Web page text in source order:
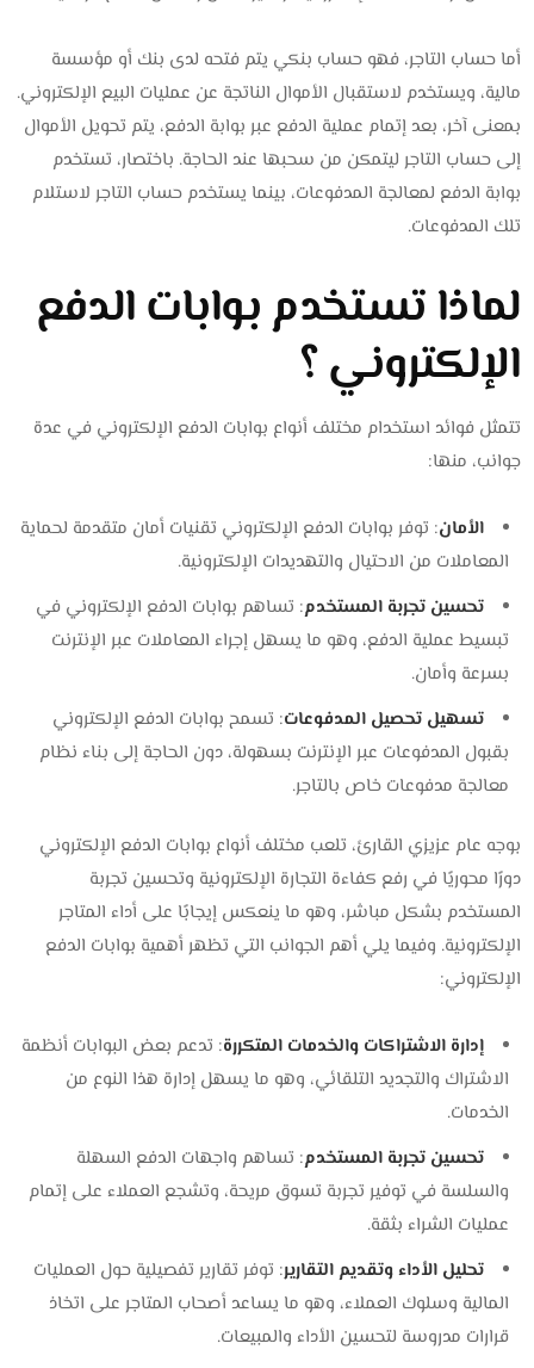
أما حساب التاجر، فهو حساب بنكي يتم فتحه لدى بنك أو مؤسسة
مالية، ويستخدم لاستقبال الأموال الناتجة عن عمليات البيع الإلكتروني.
بمعنى آخر، بعد إتمام عملية الدفع عبر بوابة الدفع، يتم تحويل الأموال
إلى حساب التاجر ليتمكن من سحبها عند الحاجة. باختصار، تستخدم
بوابة الدفع لمعالجة المدفوعات، بينما يستخدم حساب التاجر لاستلام
تلك المدفوعات.
لماذا تستخدم بوابات الدفع
الإلكتروني ؟
تتمثل فوائد استخدام مختلف أنواع بوابات الدفع الإلكتروني في عدة
جوانب، منها:
الأمان: توفر بوابات الدفع الإلكتروني تقنيات أمان متقدمة لحماية
المعاملات من الاحتيال والتهديدات الإلكترونية.
تحسين تجربة المستخدم: تساهم بوابات الدفع الإلكتروني في
تبسيط عملية الدفع، وهو ما يسهل إجراء المعاملات عبر الإنترنت
بسرعة وأمان.
تسهيل تحصيل المدفوعات: تسمح بوابات الدفع الإلكتروني
بقبول المدفوعات عبر الإنترنت بسهولة، دون الحاجة إلى بناء نظام
معالجة مدفوعات خاص بالتاجر.
بوجه عام عزيزي القارئ، تلعب مختلف أنواع بوابات الدفع الإلكتروني
دورًا محوريًا في رفع كفاءة التجارة الإلكترونية وتحسين تجربة
المستخدم بشكل مباشر، وهو ما ينعكس إيجابًا على أداء المتاجر
الإلكترونية. وفيما يلي أهم الجوانب التي تظهر أهمية بوابات الدفع
الإلكتروني:
إدارة الاشتراكات والخدمات المتكررة: تدعم بعض البوابات أنظمة
الاشتراك والتجديد التلقائي، وهو ما يسهل إدارة هذا النوع من
الخدمات.
تحسين تجربة المستخدم: تساهم واجهات الدفع السهلة
والسلسة في توفير تجربة تسوق مريحة، وتشجع العملاء على إتمام
عمليات الشراء بثقة.
تحليل الأداء وتقديم التقارير: توفر تقارير تفصيلية حول العمليات
المالية وسلوك العملاء، وهو ما يساعد أصحاب المتاجر على اتخاذ
قرارات مدروسة لتحسين الأداء والمبيعات.